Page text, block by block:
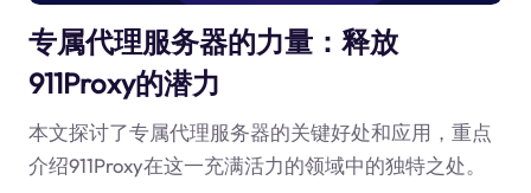
专属代理服务器的力量：释放
911Proxy的潜力
本文探讨了专属代理服务器的关键好处和应用，重点
介绍911Proxy在这一充满活力的领域中的独特之处。